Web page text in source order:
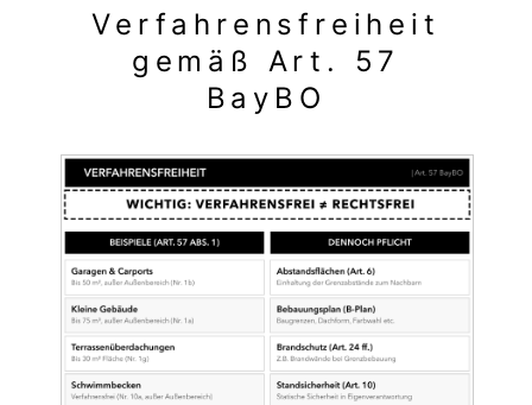
Verfahrensfreiheit
gemäß Art. 57
BayBO